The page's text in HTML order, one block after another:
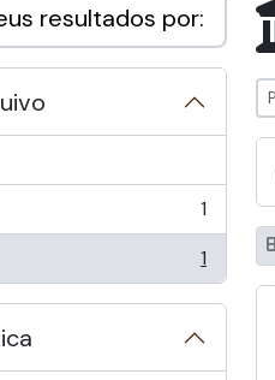
resultados por:
1
1